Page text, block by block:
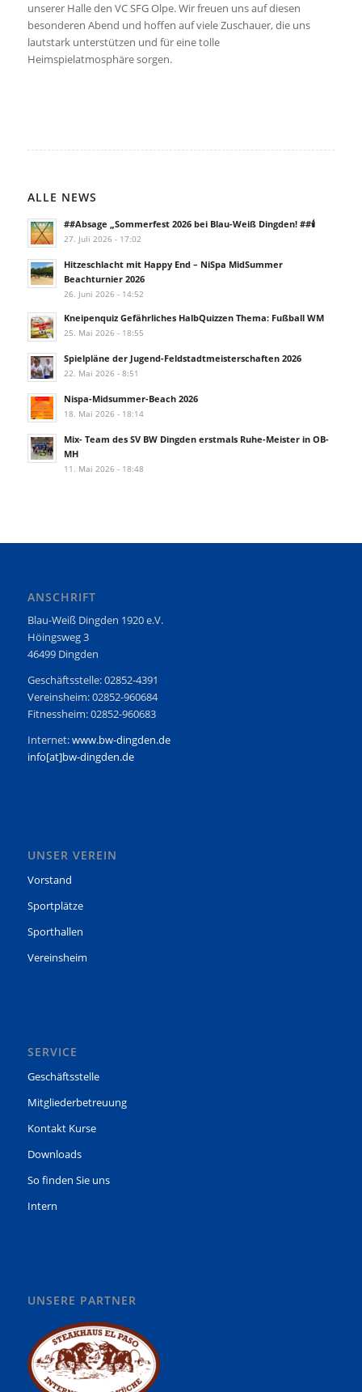
unserer Halle den VC SFG Olpe. Wir freuen uns auf diesen
besonderen Abend und hoffen auf viele Zuschauer, die uns
lautstark unterstützen und für eine tolle
Heimspielatmosphäre sorgen.
ALLE NEWS
##Absage „Sommerfest 2026 bei Blau-Weiß Dingden! ##🕯️
27. Juli 2026 - 17:02
Hitzeschlacht mit Happy End – NiSpa MidSummer
Beachturnier 2026
26. Juni 2026 - 14:52
Kneipenquiz Gefährliches HalbQuizzen Thema: Fußball WM
25. Mai 2026 - 18:55
Spielpläne der Jugend-Feldstadtmeisterschaften 2026
22. Mai 2026 - 8:51
Nispa-Midsummer-Beach 2026
18. Mai 2026 - 18:14
Mix- Team des SV BW Dingden erstmals Ruhe-Meister in OB-
MH
11. Mai 2026 - 18:48
ANSCHRIFT
Blau-Weiß Dingden 1920 e.V.
Höingsweg 3
46499 Dingden
Geschäftsstelle: 02852-4391
Vereinsheim: 02852-960684
Fitnessheim: 02852-960683
Internet:www.bw-dingden.de
info[at]bw-dingden.de
UNSER VEREIN
Vorstand
Sportplätze
Sporthallen
Vereinsheim
SERVICE
Geschäftsstelle
Mitgliederbetreuung
Kontakt Kurse
Downloads
So finden Sie uns
Intern
UNSERE PARTNER